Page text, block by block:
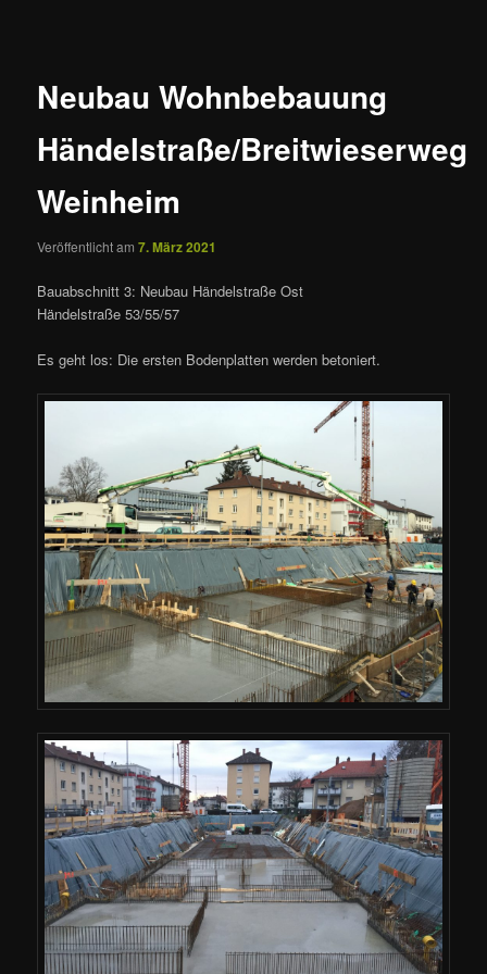
Neubau Wohnbebauung
Händelstraße/Breitwieserweg
Weinheim
Veröffentlicht am7. März 2021
Bauabschnitt 3: Neubau Händelstraße Ost
Händelstraße 53/55/57
Es geht los: Die ersten Bodenplatten werden betoniert.